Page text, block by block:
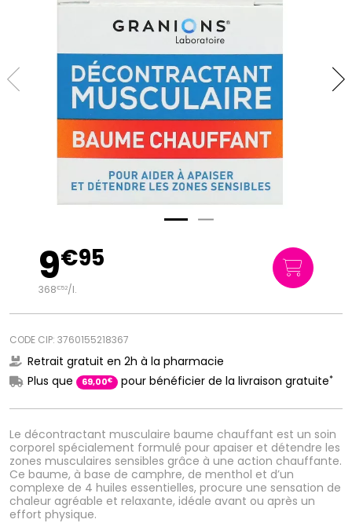
Le décontractant musculaire baume chauffant est un soin
corporel spécialement formulé pour apaiser et détendre les
zones musculaires sensibles grâce à une action chauffante.
Ce baume, à base de camphre, de menthol et d’un
complexe de 4 huiles essentielles, procure une sensation de
chaleur agréable et relaxante, idéale avant ou après un
effort physique.
9€95
368€52/l.
CODE CIP: 3760155218367
Retrait gratuit en 2h à la pharmacie
Plus que
69,00€ pour bénéficier de la livraison gratuite*